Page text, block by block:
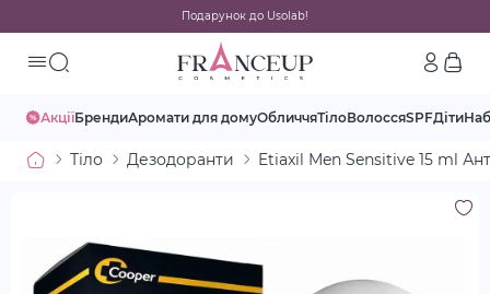
Подарунок до Usolab!
АкціїБрендиАромати для домуОбличчяТілоВолоссяSPFДіти
Тіло Дезодоранти Etiaxil Men Sensitive 15 ml